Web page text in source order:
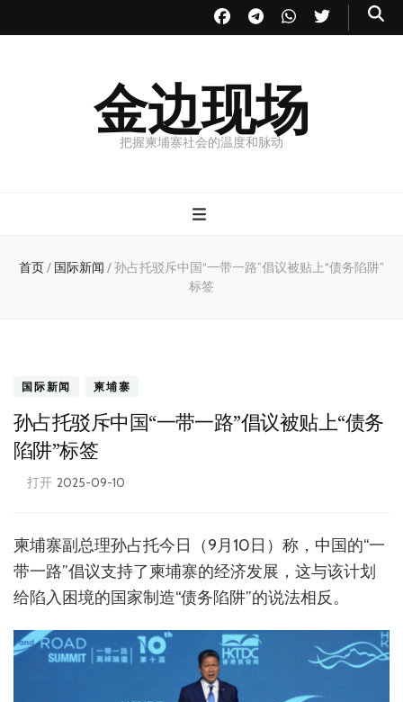
金边现场
把握柬埔寨社会的温度和脉动
首页/ 国际新闻 /孙占托驳斥中国“一带一路”倡议被贴上“债务陷阱”
标签
国际新闻 柬埔寨
孙占托驳斥中国“一带一路”倡议被贴上“债务
陷阱”标签
打开 2025-09-10
柬埔寨副总理孙占托今日（9月10日）称，中国的“一
带一路”倡议支持了柬埔寨的经济发展，这与该计划
给陷入困境的国家制造“债务陷阱”的说法相反。